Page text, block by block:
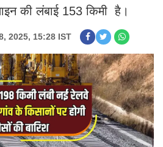
की लंबाई 153 किमी है।
2025, 15:28 IST